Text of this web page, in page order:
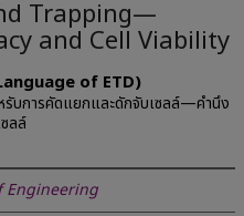
Trapping—
and Cell Viability
of ETD)
บการคัดแยกและดักจับเซลล์—คำนึง
ลล์
Engineering